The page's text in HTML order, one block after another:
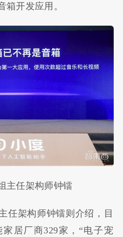
箱开发应用。
主任架构师钟镭
任架构师钟镭则介绍，目
居厂商329家，“电子宠